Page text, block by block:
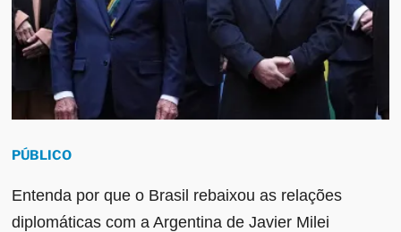
PÚBLICO
Entenda por que o Brasil rebaixou as relações
diplomáticas com a Argentina de Javier Milei